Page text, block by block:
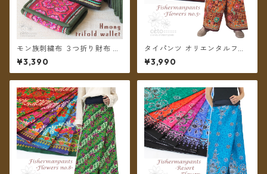
モン族刺繍布 ３つ折り財布 ＊
メール便送料無料＊
¥3,390
タイパンツ オリエンタルフラ
ワー 7カラー リゾパン No.5 ロ
ング丈【メール便送料無料】
¥3,990